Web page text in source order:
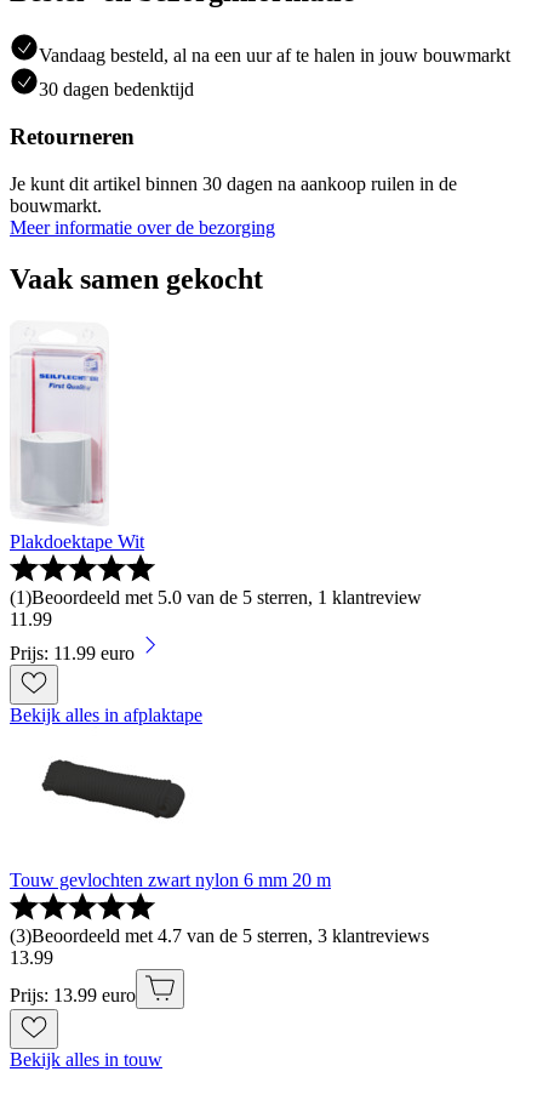
Vandaag besteld, al na een uur af te halen in jouw bouwmarkt
30 dagen bedenktijd
Retourneren
Je kunt dit artikel binnen 30 dagen na aankoop ruilen in de
bouwmarkt.
Meer informatie over de bezorging
Vaak samen gekocht
Plakdoektape Wit
(1)Beoordeeld met 5.0 van de 5 sterren, 1 klantreview
11 .99
Prijs: 11.99 euro
Bekijk alles in afplaktape
Touw gevlochten zwart nylon 6 mm 20 m
(3)Beoordeeld met 4.7 van de 5 sterren, 3 klantreviews
13.99
Prijs: 13.99 euro
Bekijk alles in touw